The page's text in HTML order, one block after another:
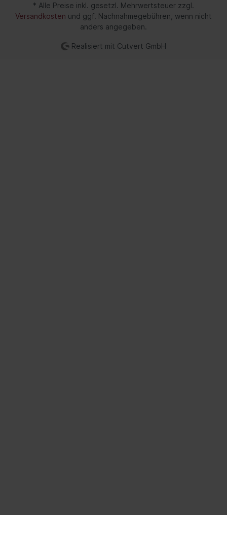
* Alle Preise inkl. gesetzl. Mehrwertsteuer zzgl.
Versandkosten und ggf. Nachnahmegebühren, wenn nicht
anders angegeben.
Realisiert mit Cutvert GmbH